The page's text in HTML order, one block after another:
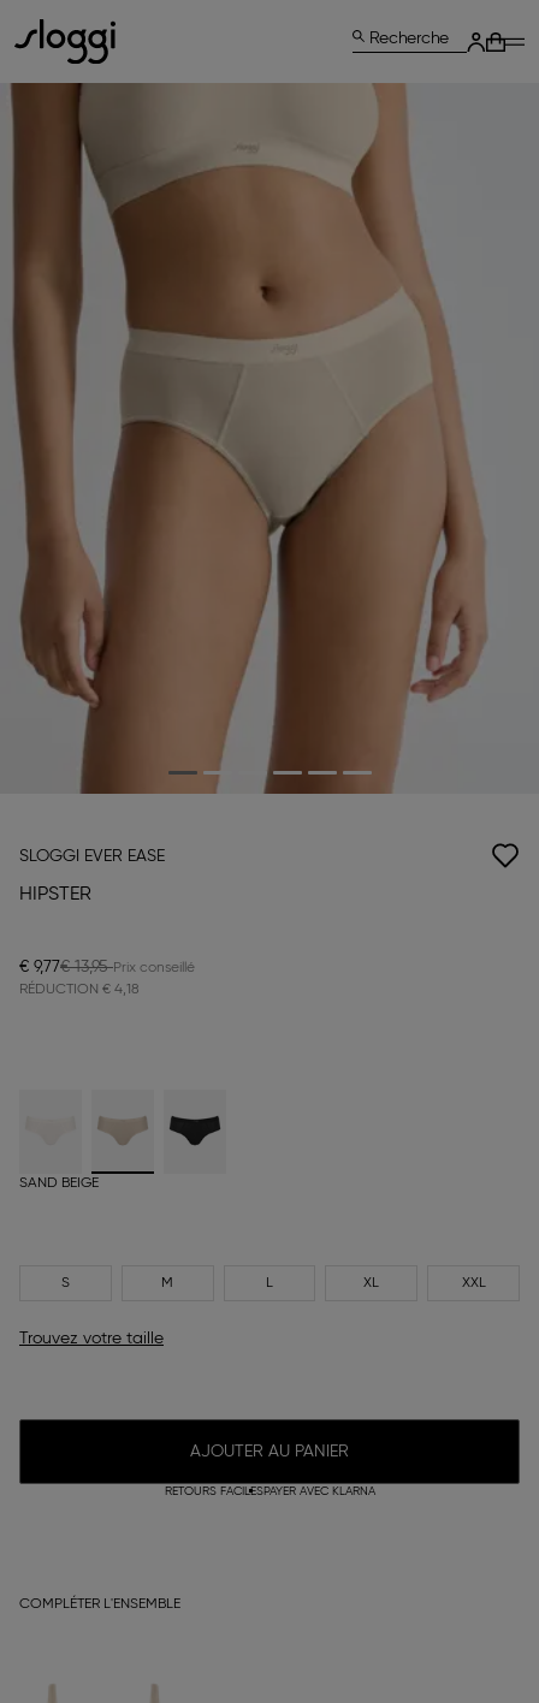
Recherche
SLOGGI EVER EASE
HIPSTER
€ 9,77€ 13,95
RÉDUCTION € 4,18
SAND BEIGE
S M L XL XXL
Trouvez votre taille
AJOUTER AU PANIER
RETOURS FACILESPAYER AVEC KLARNA
COMPLÉTER L'ENSEMBLE